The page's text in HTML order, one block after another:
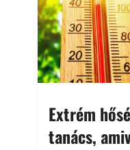
Extrém
tanács,